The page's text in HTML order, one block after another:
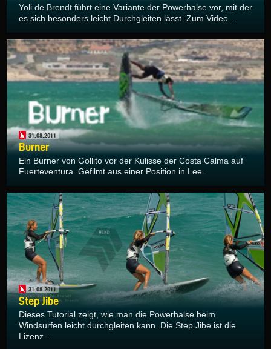
Yoli de Brendt führt eine Variante der Powerhalse vor, mit der
es sich besonders leicht Durchgleiten lässt. Zum Video...
31.08.2011
Burner
Ein Burner von Gollito vor der Kulisse der Costa Calma auf
Fuerteventura. Gefilmt aus einer Position in Lee.
31.08.2011
Step Jibe
Dieses Tutorial zeigt, wie man die Powerhalse beim
Windsurfen leicht durchgleiten kann. Die Step Jibe ist die
Lizenz...